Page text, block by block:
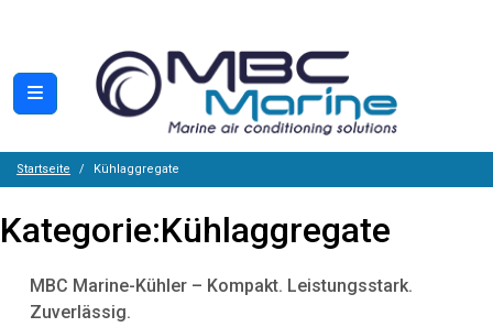
Startseite Kühlaggregate
Kategorie:Kühlaggregate
MBC Marine-Kühler – Kompakt. Leistungsstark.
Zuverlässig.